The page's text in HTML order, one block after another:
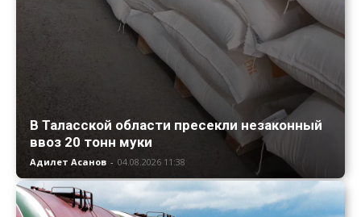
В Таласской области пресекли незаконный
ввоз 20 тонн муки
Адилет Асанов - 04.08.2026 11:38